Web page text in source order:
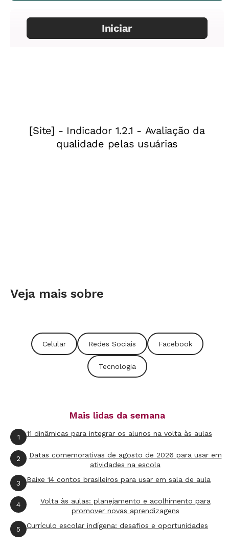
Veja mais sobre
Celular Redes Sociais Facebook
Tecnologia
Mais lidas da semana
1 11 dinâmicas para integrar os alunos na volta às aulas
2
Datas comemorativas de agosto de 2026 para usar em
atividades na escola
3 Baixe 14 contos brasileiros para usar em sala de aula
4
Volta às aulas: planejamento e acolhimento para
promover novas aprendizagens
5 Currículo escolar indígena: desafios e oportunidades